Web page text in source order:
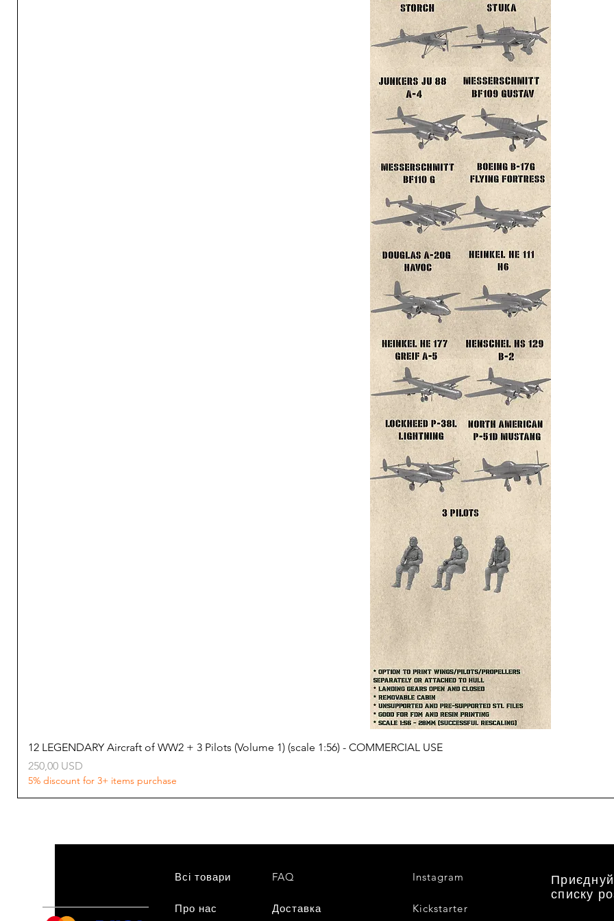
12 LEGENDARY Aircraft of WW2 + 3 Pilots (Volume 1) (scale 1:56) - COMMERCIAL USE
Ціна
250,00 USD
5% discount for 3+ items purchase
Всі товари
Про нас
FAQ
Доставка
Instagram
Kickstarter
списку